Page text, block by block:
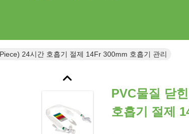
24시간 호흡기 절제 14Fr 300mm 호흡기 관리
PVC물질 닫
호흡기 절제